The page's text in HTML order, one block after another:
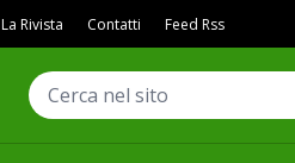
La Rivista Contatti Feed Rss